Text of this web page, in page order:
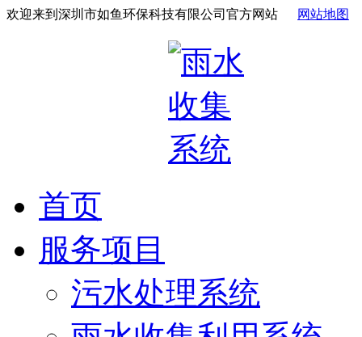
欢迎来到深圳市如鱼环保科技有限公司官方网站 网站地图
首页
服务项目
污水处理系统